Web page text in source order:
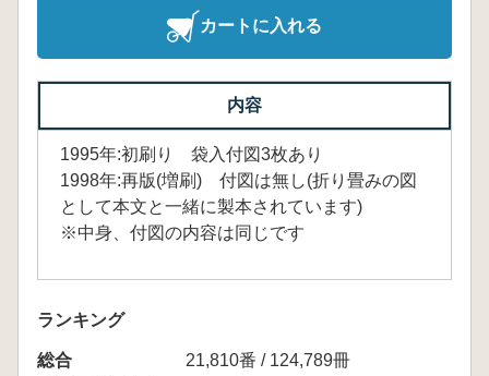
カートに入れる
内容
1995年:初刷り 袋入付図3枚あり
1998年:再版(増刷) 付図は無し(折り畳みの図
として本文と一緒に製本されています)
※中身、付図の内容は同じです
ランキング
総合
21,810番 / 124,789冊